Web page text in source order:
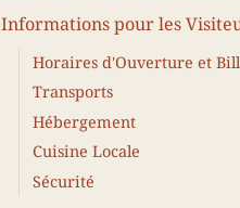
Informations pour les
Horaires d'Ouverture et
Transports
Hébergement
Cuisine Locale
Sécurité